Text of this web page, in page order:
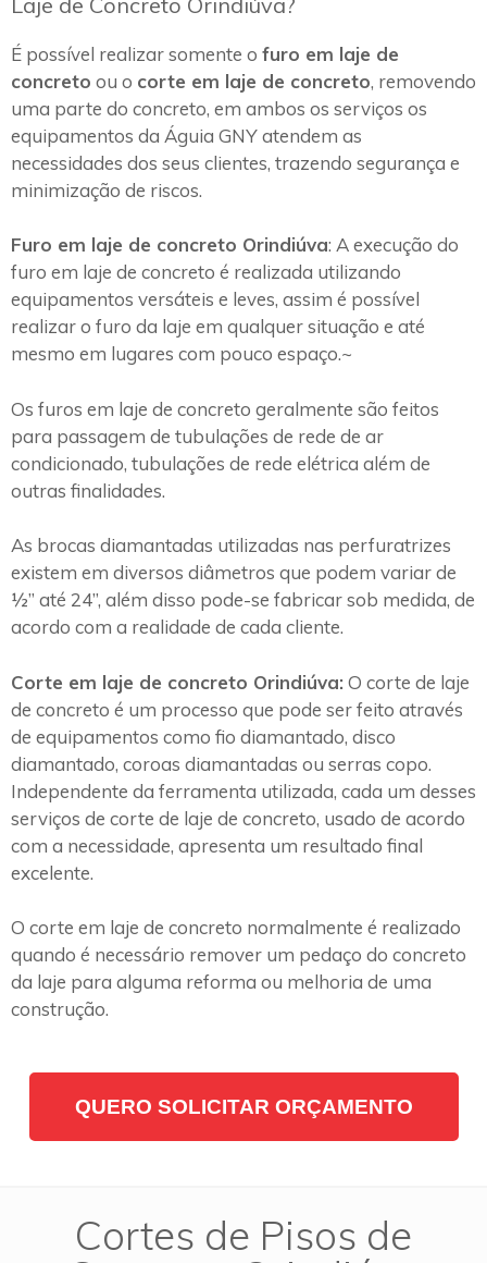
É possível realizar somente o furo em laje de
concreto ou o corte em laje de concreto, removendo
uma parte do concreto, em ambos os serviços os
equipamentos da Águia GNY atendem as
necessidades dos seus clientes, trazendo segurança e
minimização de riscos.
Furo em laje de concreto Orindiúva: A execução do
furo em laje de concreto é realizada utilizando
equipamentos versáteis e leves, assim é possível
realizar o furo da laje em qualquer situação e até
mesmo em lugares com pouco espaço.~
Os furos em laje de concreto geralmente são feitos
para passagem de tubulações de rede de ar
condicionado, tubulações de rede elétrica além de
outras finalidades.
As brocas diamantadas utilizadas nas perfuratrizes
existem em diversos diâmetros que podem variar de
½” até 24”, além disso pode-se fabricar sob medida, de
acordo com a realidade de cada cliente.
Corte em laje de concreto Orindiúva: O corte de laje
de concreto é um processo que pode ser feito através
de equipamentos como fio diamantado, disco
diamantado, coroas diamantadas ou serras copo.
Independente da ferramenta utilizada, cada um desses
serviços de corte de laje de concreto, usado de acordo
com a necessidade, apresenta um resultado final
excelente.
O corte em laje de concreto normalmente é realizado
quando é necessário remover um pedaço do concreto
da laje para alguma reforma ou melhoria de uma
construção.
QUERO SOLICITAR ORÇAMENTO
Cortes de Pisos de